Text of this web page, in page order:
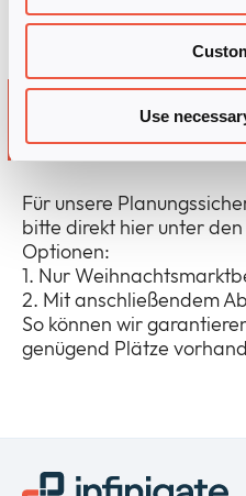
Use
Die
Für unsere
bitte direkt hier unter
Optionen:
1. Nur
2. Mit anschließendem
So können wir
genügend Plätze